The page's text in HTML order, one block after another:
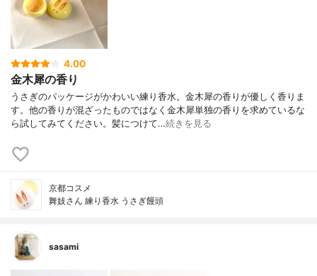
4.00
金木犀の香り
うさぎのパッケージがかわいい練り香水。金木犀の香りが優しく香りま
す。他の香りが混ざったものではなく金木犀単独の香りを求めているな
ら試してみてください。髪につけて…続きを見る
京都コスメ
舞妓さん 練り香水 うさぎ饅頭
sasami